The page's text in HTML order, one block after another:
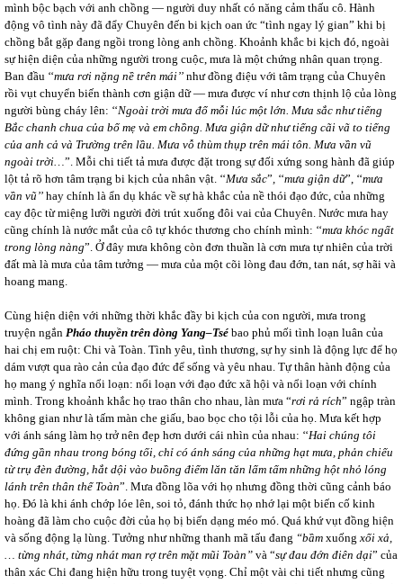
mình bộc bạch với anh chồng ― người duy nhất có năng cảm thấu cô. Hành
động vô tình này đã đẩy Chuyên đến bi kịch oan ức “tình ngay lý gian” khi bị
chồng bắt gặp đang ngồi trong lòng anh chồng. Khoảnh khắc bi kịch đó, ngoài
sự hiện diện của những người trong cuộc, mưa là một chứng nhân quan trọng.
Ban đầu ‘‘mưa rơi nặng nề trên mái’’ như đồng điệu với tâm trạng của Chuyên
rồi vụt chuyển biến thành cơn giận dữ ― mưa được ví như cơn thịnh lộ của lòng
người bùng cháy lên: ‘‘Ngoài trời mưa đổ mỗi lúc một lớn. Mưa sắc như tiếng
Bắc chanh chua của bố mẹ và em chồng. Mưa giận dữ như tiếng cãi vã to tiếng
của anh cả và Trường trên lầu. Mưa vỗ thùm thụp trên mái tôn. Mưa vần vũ
ngoài trời…”. Mỗi chi tiết tả mưa được đặt trong sự đối xứng song hành đã giúp
lột tả rõ hơn tâm trạng bi kịch của nhân vật. ‘‘Mưa sắc”, ‘‘mưa giận dữ”, ‘‘mưa
vần vũ’’ hay chính là ẩn dụ khác về sự hà khắc của nề thói đạo đức, của những
cay độc từ miệng lưỡi người đời trút xuống đôi vai của Chuyên. Nước mưa hay
cũng chính là nước mắt của cô tự khóc thương cho chính mình: ‘‘mưa khóc ngất
trong lòng nàng”. Ở đây mưa không còn đơn thuần là cơn mưa tự nhiên của trời
đất mà là mưa của tâm tưởng ― mưa của một cõi lòng đau đớn, tan nát, sợ hãi và
hoang mang.
Cùng hiện diện với những thời khắc đầy bi kịch của con người, mưa trong
truyện ngắn Pháo thuyền trên dòng Yang–Tsé bao phủ mối tình loạn luân của
hai chị em ruột: Chi và Toàn. Tình yêu, tình thương, sự hy sinh là động lực để họ
dám vượt qua rào cản của đạo đức để sống và yêu nhau. Tự thân hành động của
họ mang ý nghĩa nổi loạn: nổi loạn với đạo đức xã hội và nổi loạn với chính
mình. Trong khoảnh khắc họ trao thân cho nhau, làn mưa “rơi rả rích” ngập tràn
không gian như là tấm màn che giấu, bao bọc cho tội lỗi của họ. Mưa kết hợp
với ánh sáng làm họ trở nên đẹp hơn dưới cái nhìn của nhau: ‘‘Hai chúng tôi
đứng gần nhau trong bóng tối, chỉ có ánh sáng của những hạt mưa, phản chiếu
từ trụ đèn đường, hắt dội vào buồng điểm lăn tăn lấm tấm những hột nhỏ lóng
lánh trên thân thể Toàn”. Mưa đồng lõa với họ nhưng đồng thời cũng cảnh báo
họ. Đó là khi ánh chớp lóe lên, soi tỏ, đánh thức họ nhớ lại một biến cố kinh
hoàng đã làm cho cuộc đời của họ bị biến dạng méo mó. Quá khứ vụt đồng hiện
và sống động lạ lùng. Tưởng như những thanh mã tấu đang “bầm xuống xối xả,
… từng nhát, từng nhát man rợ trên mặt mũi Toàn” và “sự đau đớn điên dại” của
thân xác Chi đang hiện hữu trong tuyệt vọng. Chỉ một vài chi tiết nhưng cũng